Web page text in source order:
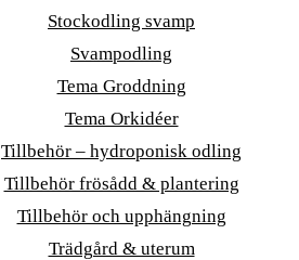
Stockodling svamp
Svampodling
Tema Groddning
Tema Orkidéer
Tillbehör – hydroponisk odling
Tillbehör frösådd & plantering
Tillbehör och upphängning
Trädgård & uterum